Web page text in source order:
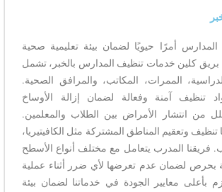
المدارس أمرًا حيويًا لضمان بيئة تعليمية صحية
كلين خدمات تنظيف المدارس بالخبر، تشمل
الممرات، المكاتب، والمرافق الصحية.
تنظيف آمنة وفعالة لضمان إزالة الأوساخ
من انتشار الأمراض بين الطلاب والمعلمين.
وتعقيم المناطق المشتركة مثل الكافيتيريا،
فريقنا المدرب يتعامل مع مختلف أنواع الأسطح
بحرص لضمان عدم تعرضها لأي ضرر أثناء عملية
بأعلى معايير الجودة في خدماتنا لضمان بيئة